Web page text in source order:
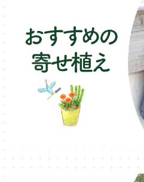
ラベンダー・ハーブ苗
ローズマリー・ハーブ苗
ガーデンベジタ・イタリア野菜